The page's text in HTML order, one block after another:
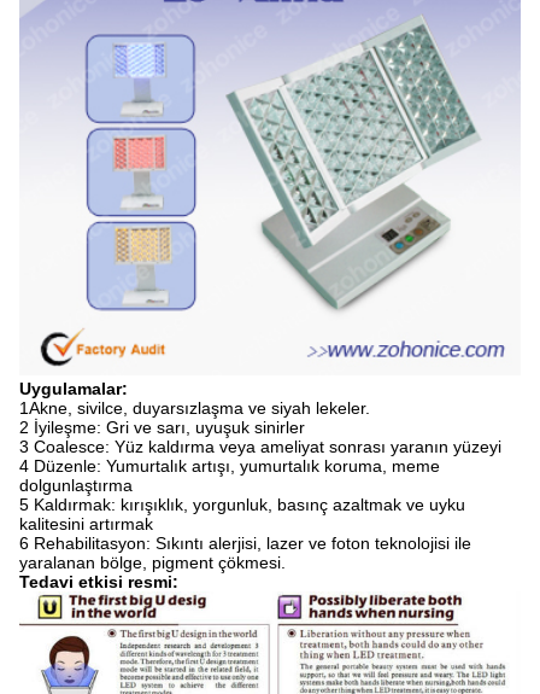
Uygulamalar:
1Akne, sivilce, duyarsızlaşma ve siyah lekeler.
2 İyileşme: Gri ve sarı, uyuşuk sinirler
3 Coalesce: Yüz kaldırma veya ameliyat sonrası yaranın yüzeyi
4 Düzenle: Yumurtalık artışı, yumurtalık koruma, meme
dolgunlaştırma
5 Kaldırmak: kırışıklık, yorgunluk, basınç azaltmak ve uyku
kalitesini artırmak
6 Rehabilitasyon: Sıkıntı alerjisi, lazer ve foton teknolojisi ile
yaralanan bölge, pigment çökmesi.
Tedavi etkisi resmi: